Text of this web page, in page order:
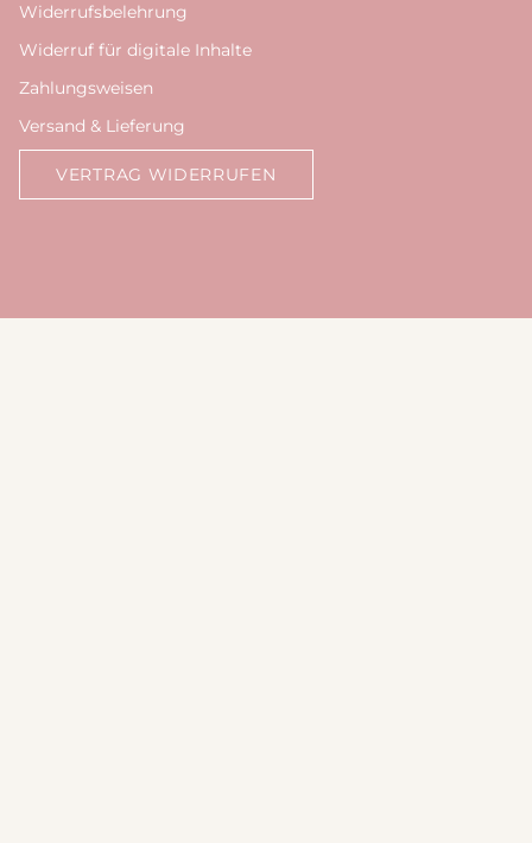
Widerrufsbelehrung
Widerruf für digitale Inhalte
Zahlungsweisen
Versand & Lieferung
VERTRAG WIDERRUFEN